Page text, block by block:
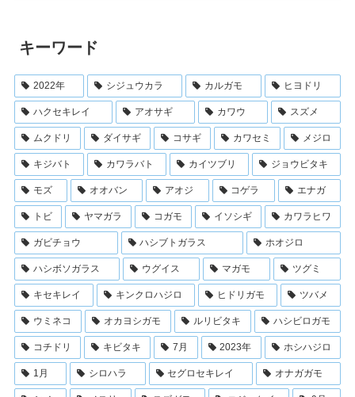
キーワード
2022年 シジュウカラ カルガモ ヒヨドリ
ハクセキレイ アオサギ カワウ スズメ
ムクドリ ダイサギ コサギ カワセミ メジロ
キジバト カワラバト カイツブリ ジョウビタキ
モズ オオバン アオジ コゲラ エナガ
トビ ヤマガラ コガモ イソシギ カワラヒワ
ガビチョウ ハシブトガラス ホオジロ
ハシボソガラス ウグイス マガモ ツグミ
キセキレイ キンクロハジロ ヒドリガモ ツバメ
ウミネコ オカヨシガモ ルリビタキ ハシビロガモ
コチドリ キビタキ 7月 2023年 ホシハジロ
1月 シロハラ セグロセキレイ オナガガモ